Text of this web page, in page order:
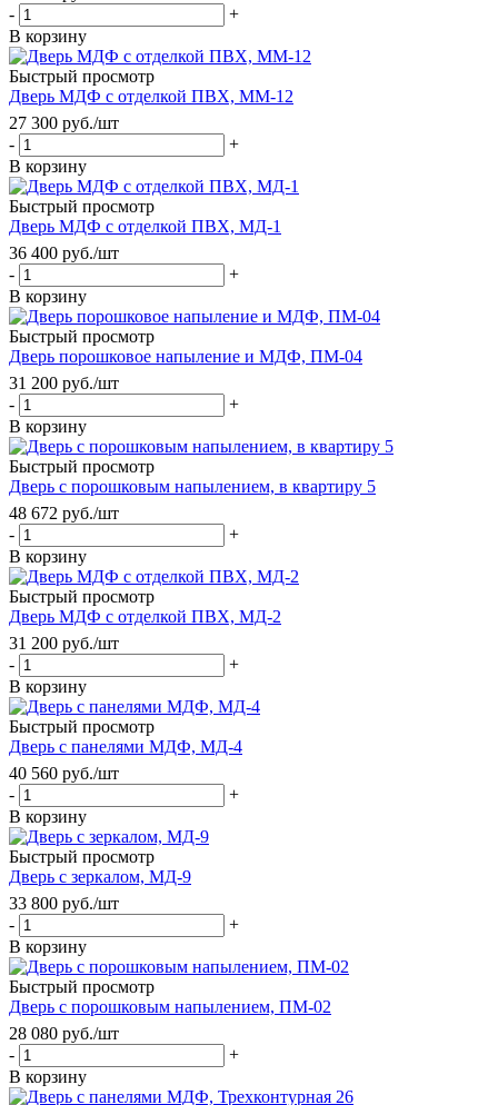
-
+
В корзину
Быстрый просмотр
Дверь МДФ с отделкой ПВХ, ММ-12
27 300 руб./шт
-
+
В корзину
Быстрый просмотр
Дверь МДФ с отделкой ПВХ, МД-1
36 400 руб./шт
-
+
В корзину
Быстрый просмотр
Дверь порошковое напыление и МДФ, ПМ-04
31 200 руб./шт
-
+
В корзину
Быстрый просмотр
Дверь с порошковым напылением, в квартиру 5
48 672 руб./шт
-
+
В корзину
Быстрый просмотр
Дверь МДФ с отделкой ПВХ, МД-2
31 200 руб./шт
-
+
В корзину
Быстрый просмотр
Дверь с панелями МДФ, МД-4
40 560 руб./шт
-
+
В корзину
Быстрый просмотр
Дверь с зеркалом, МД-9
33 800 руб./шт
-
+
В корзину
Быстрый просмотр
Дверь с порошковым напылением, ПМ-02
28 080 руб./шт
-
+
В корзину